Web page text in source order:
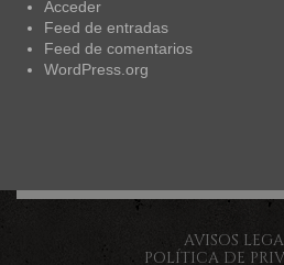
Acceder
Feed de entradas
Feed de comentarios
WordPress.org
AVISOS
POLÍTICA DE